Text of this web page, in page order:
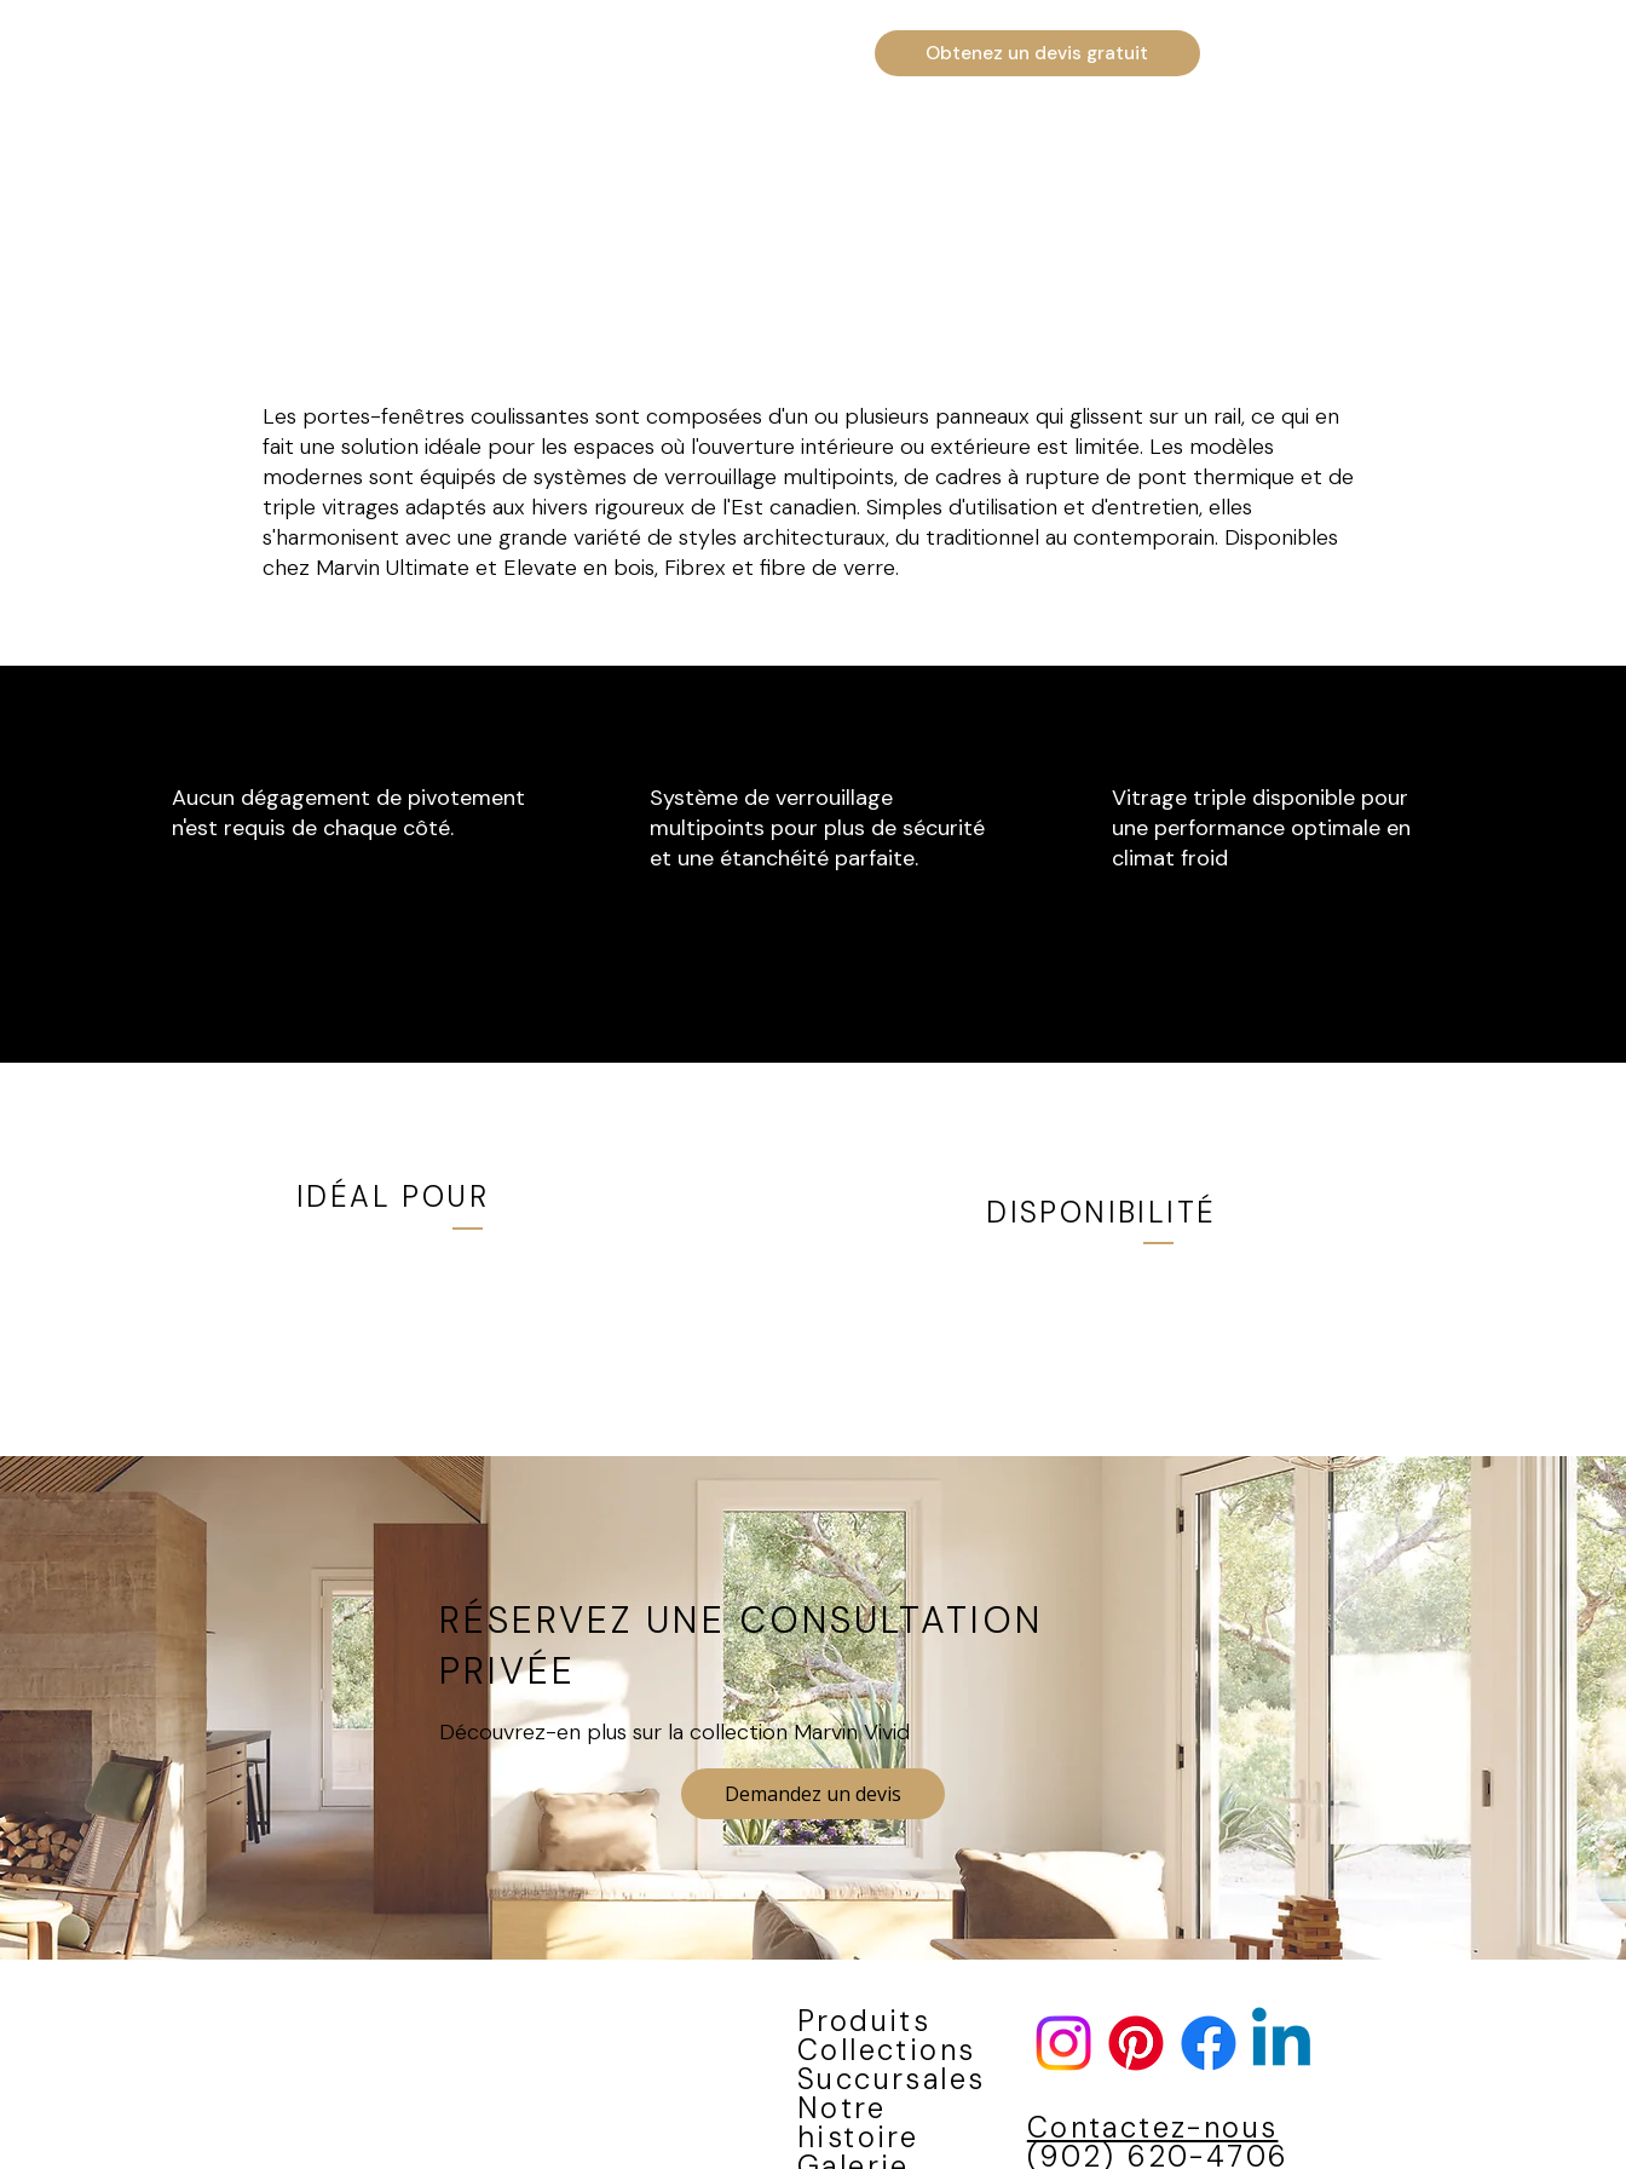
Obtenez un devis gratuit
Les portes-fenêtres coulissantes sont composées d'un ou plusieurs panneaux qui glissent sur un rail, ce qui en
fait une solution idéale pour les espaces où l'ouverture intérieure ou extérieure est limitée. Les modèles
modernes sont équipés de systèmes de verrouillage multipoints, de cadres à rupture de pont thermique et de
triple vitrages adaptés aux hivers rigoureux de l'Est canadien. Simples d'utilisation et d'entretien, elles
s'harmonisent avec une grande variété de styles architecturaux, du traditionnel au contemporain. Disponibles
chez Marvin Ultimate et Elevate en bois, Fibrex et fibre de verre.
Aucun dégagement de pivotement
n'est requis de chaque côté.
Système de verrouillage
multipoints pour plus de sécurité
et une étanchéité parfaite.
Vitrage triple disponible pour
une performance optimale en
climat froid
IDÉAL POUR DISPONIBILITÉ
RÉSERVEZ UNE CONSULTATION
PRIVÉE
Découvrez-en plus sur la collection Marvin Vivid
Demandez un devis
Produits
Collections
Succursales
Notre
histoire Contactez-nous
(902) 620-4706